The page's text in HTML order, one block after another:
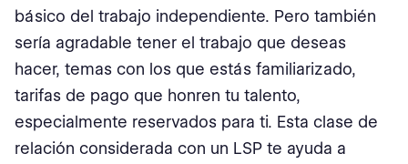
básico del trabajo independiente. Pero también
sería agradable tener el trabajo que deseas
hacer, temas con los que estás familiarizado,
tarifas de pago que honren tu talento,
especialmente reservados para ti. Esta clase de
relación considerada con un LSP te ayuda a